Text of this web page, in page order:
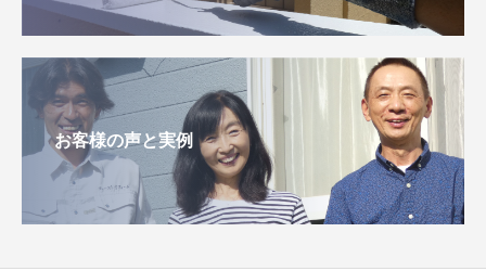
お客様の声と実例